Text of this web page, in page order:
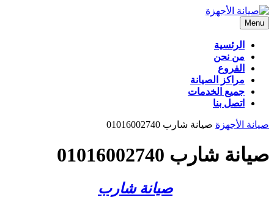
Skip
to
content
Menu
الرئسية
من نحن
الفروع
مراكز الصيانة
جميع الخدمات
اتصل بنا
CLOSE
صيانة الأجهزة صيانة شارب 01016002740
صيانة شارب 01016002740
صيانة شارب